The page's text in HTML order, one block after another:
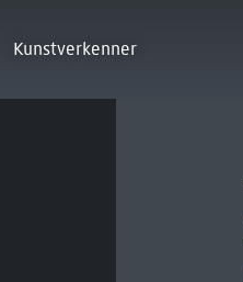
Kunstverkenner